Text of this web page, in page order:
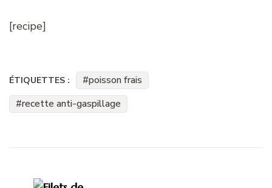
[recipe]
ÉTIQUETTES :
poisson frais
recette anti-gaspillage
d'article